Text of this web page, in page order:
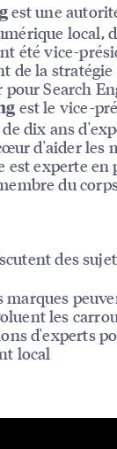
est une
local,
été vice-
de la
Search
est le vice-
dix ans
d'aider les
est experte
du
des
les
d'experts
local